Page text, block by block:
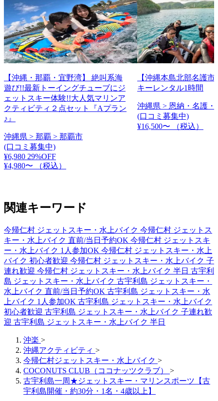
【沖縄・那覇・宜野湾】 絶叫系海
遊び!!最新トーイングチューブにジ
ェットスキー体験!!大人気マリンア
クティビティ２点セット『Aプラン
♪』
沖縄県 > 那覇 > 那覇市
(口コミ募集中)
¥6,980 29%OFF
¥4,980〜
（税込）
【沖縄本島北部名護
キーレンタル1時間
沖縄県 > 恩納・名護・
(口コミ募集中)
¥16,500〜
（税込）
関連キーワード
今帰仁村 ジェットスキー・水上バイク 今帰仁村 ジェットス
キー・水上バイク 直前/当日予約OK 今帰仁村 ジェットスキ
ー・水上バイク 1人参加OK 今帰仁村 ジェットスキー・水上
バイク 初心者歓迎 今帰仁村 ジェットスキー・水上バイク 子
連れ歓迎 今帰仁村 ジェットスキー・水上バイク 半日 古宇利
島 ジェットスキー・水上バイク 古宇利島 ジェットスキー・
水上バイク 直前/当日予約OK 古宇利島 ジェットスキー・水
上バイク 1人参加OK 古宇利島 ジェットスキー・水上バイク
初心者歓迎 古宇利島 ジェットスキー・水上バイク 子連れ歓
迎 古宇利島 ジェットスキー・水上バイク 半日
沖楽 >
沖縄アクティビティ >
今帰仁村ジェットスキー・水上バイク >
COCONUTS CLUB（ココナッツクラブ） >
古宇利島一周★ジェットスキー・マリンスポーツ【古
宇利島開催・約30分・1名・4歳以上】